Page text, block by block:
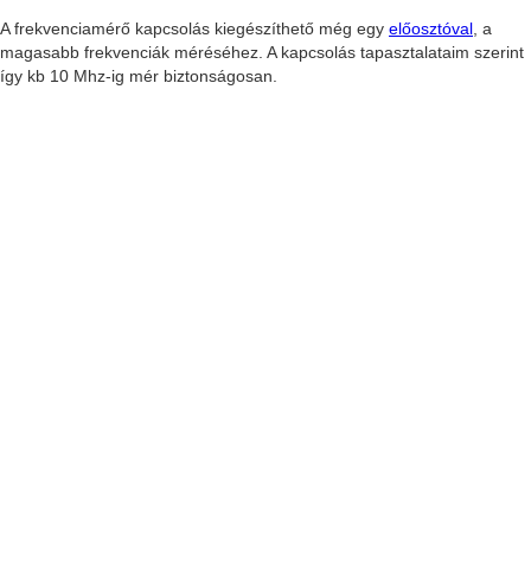
A frekvenciamérő kapcsolás kiegészíthető még egy előosztóval , a
magasabb frekvenciák méréséhez. A kapcsolás tapasztalataim szerint
így kb 10 Mhz-ig mér biztonságosan.